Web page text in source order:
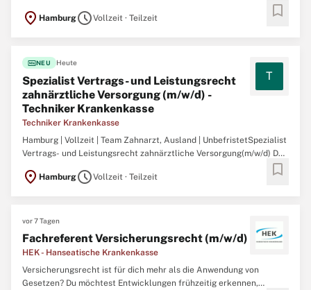
Team AVZ befasst sich mit der Ausgestaltung der zahnärztlichen
Versorgung sowie dem EG- und Abkommensrecht und besteht aus
location_on HamburgscheduleVollzeit · Teilzeit bookmark
fiber_newNEU Heute
Spezialist Vertrags- und Leistungsrecht
zahnärztliche Versorgung (m/w/d) -
Techniker Krankenkasse
Techniker Krankenkasse
T
Hamburg | Vollzeit | Team Zahnarzt, Ausland | UnbefristetSpezialist
Vertrags- und Leistungsrecht zahnärztliche Versorgung(m/w/d) Das
Team AVZ befasst sich mit der Ausgestaltung der zahnärztlichen
Versorgung sowie dem EG- und Abkommensrecht und besteht aus
location_on HamburgscheduleVollzeit · Teilzeit bookmark
vor 7 Tagen
Fachreferent Versicherungsrecht (m/w/d)
HEK - Hanseatische Krankenkasse
Versicherungsrecht ist für dich mehr als die Anwendung von
Gesetzen? Du möchtest Entwicklungen frühzeitig erkennen,